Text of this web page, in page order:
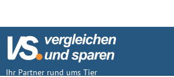
Ihr Partner rund ums Tier